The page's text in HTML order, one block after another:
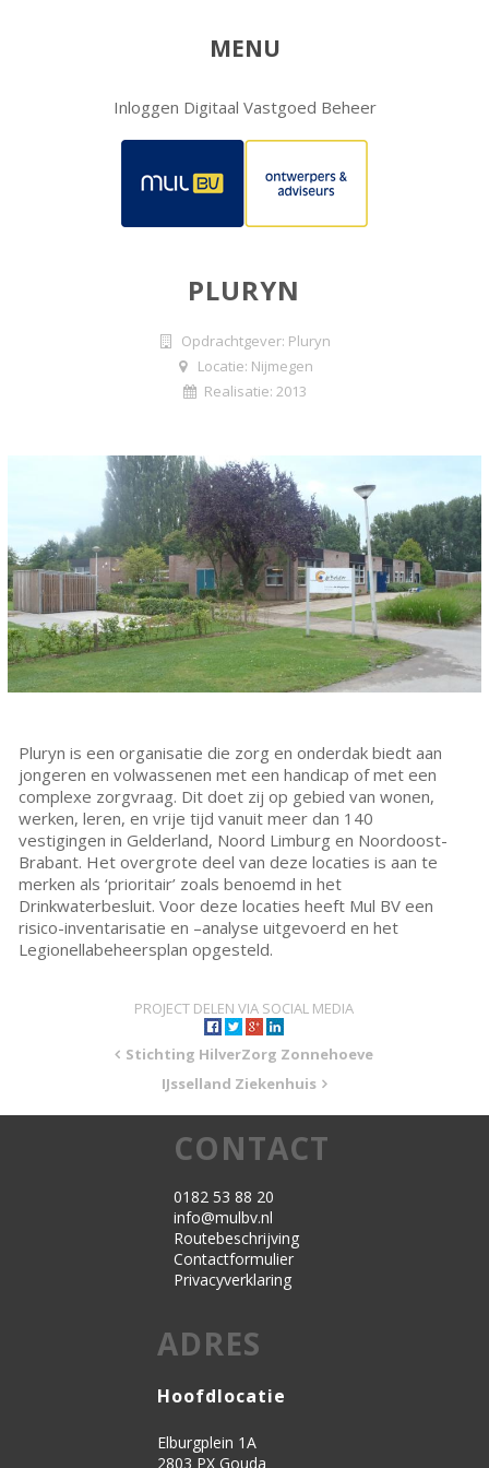
MENU
Inloggen Digitaal Vastgoed Beheer
PLURYN
Opdrachtgever: Pluryn
Locatie: Nijmegen
Realisatie: 2013
Pluryn is een organisatie die zorg en onderdak biedt aan
jongeren en volwassenen met een handicap of met een
complexe zorgvraag. Dit doet zij op gebied van wonen,
werken, leren, en vrije tijd vanuit meer dan 140
vestigingen in Gelderland, Noord Limburg en Noordoost-
Brabant. Het overgrote deel van deze locaties is aan te
merken als ‘prioritair’ zoals benoemd in het
Drinkwaterbesluit. Voor deze locaties heeft Mul BV een
risico-inventarisatie en –analyse uitgevoerd en het
Legionellabeheersplan opgesteld.
PROJECT DELEN VIA SOCIAL MEDIA
Stichting HilverZorg Zonnehoeve
IJsselland Ziekenhuis
CONTACT
0182 53 88 20
info@mulbv.nl
Routebeschrijving
Contactformulier
Privacyverklaring
ADRES
Hoofdlocatie
Elburgplein 1A
2803 PX Gouda